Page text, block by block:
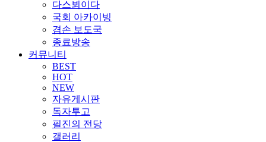
다스뵈이다
국회 아카이빙
겸손 보도국
종료방송
커뮤니티
BEST
HOT
NEW
자유게시판
독자투고
필진의 전당
갤러리